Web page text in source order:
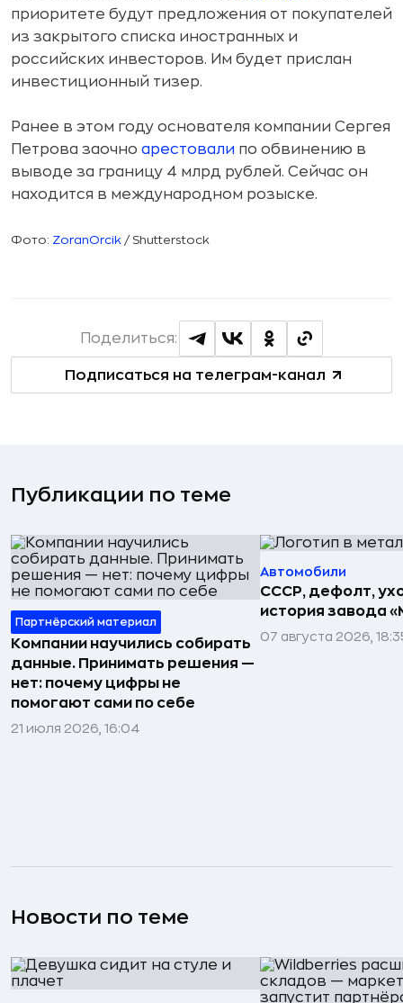
приоритете будут предложения от покупателей
из закрытого списка иностранных и
российских инвесторов. Им будет прислан
инвестиционный тизер.
Ранее в этом году основателя компании Сергея
Петрова заочно арестовали по обвинению в
выводе за границу 4 млрд рублей. Сейчас он
находится в международном розыске.
Фото: ZoranOrcik / Shutterstock
Подписаться на телеграм-канал
Поделиться:
Публикации по теме
Партнёрский материал
Компании научились собирать
данные. Принимать решения —
нет: почему цифры не
помогают сами по себе
21 июля 2026, 16:04
Автомобили
СССР, дефолт,
история завода
07 августа 2026,
Новости по теме